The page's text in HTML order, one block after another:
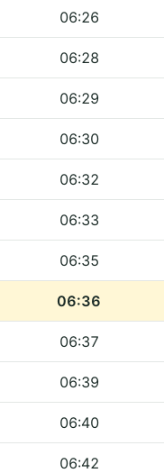
06:26
06:28
06:29
06:30
06:32
06:33
06:35
06:36
06:37
06:39
06:40
06:42